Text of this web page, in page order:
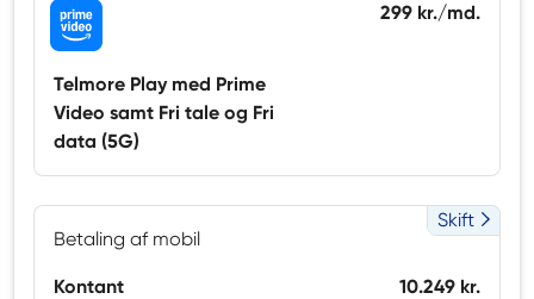
Telmore Play med Prime
Video samt Fri tale og Fri
data (5G)
299 kr./md.
Betaling af mobil
Skift
Kontant 10.249 kr.